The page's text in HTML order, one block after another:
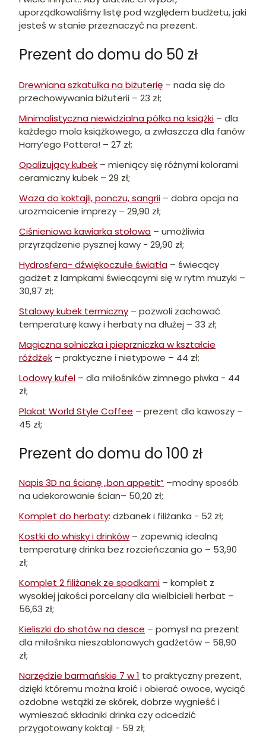
uporządkowaliśmy listę pod względem budżetu, jaki
jesteś w stanie przeznaczyć na prezent.
Prezent do domu do 50 zł
Drewniana szkatułka na biżuterię – nada się do
przechowywania biżuterii – 23 zł;
Minimalistyczna niewidzialna półka na książki – dla
każdego mola książkowego, a zwłaszcza dla fanów
Harry’ego Pottera! – 27 zł;
Opalizujący kubek – mieniący się różnymi kolorami
ceramiczny kubek – 29 zł;
Waza do koktajli, ponczu, sangrii – dobra opcja na
urozmaicenie imprezy – 29,90 zł;
Ciśnieniowa kawiarka stołowa – umożliwia
przyrządzenie pysznej kawy - 29,90 zł;
Hydrosfera- dźwiękoczułe światła – świecący
gadżet z lampkami świecącymi się w rytm muzyki –
30,97 zł;
Stalowy kubek termiczny – pozwoli zachować
temperaturę kawy i herbaty na dłużej – 33 zł;
Magiczna solniczka i pieprzniczka w kształcie
różdżek – praktyczne i nietypowe – 44 zł;
Lodowy kufel – dla miłośników zimnego piwka - 44
zł;
Plakat World Style Coffee – prezent dla kawoszy –
45 zł;
Prezent do domu do 100 zł
Napis 3D na ścianę „bon appetit” –modny sposób
na udekorowanie ścian– 50,20 zł;
Komplet do herbaty: dzbanek i filiżanka - 52 zł;
Kostki do whisky i drinków – zapewnią idealną
temperaturę drinka bez rozcieńczania go – 53,90
zł;
Komplet 2 filiżanek ze spodkami – komplet z
wysokiej jakości porcelany dla wielbicieli herbat –
56,63 zł;
Kieliszki do shotów na desce – pomysł na prezent
dla miłośnika nieszablonowych gadżetów – 58,90
zł;
Narzędzie barmańskie 7 w 1 to praktyczny prezent,
dzięki któremu można kroić i obierać owoce, wyciąć
ozdobne wstążki ze skórek, dobrze wygnieść i
wymieszać składniki drinka czy odcedzić
przygotowany koktajl - 59 zł;